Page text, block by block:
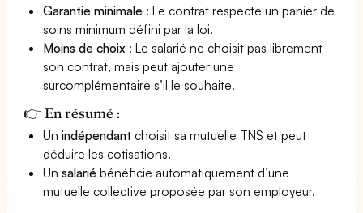
Garantie minimale : Le contrat respecte un panier de
soins minimum défini par la loi.
Moins de choix : Le salarié ne choisit pas librement
son contrat, mais peut ajouter une
surcomplémentaire s’il le souhaite.
👉 En résumé :
Unindépendant choisit sa mutuelle TNS et peut
déduire les cotisations.
Unsalarié bénéficie automatiquement d’une
mutuelle collective proposée par son employeur.